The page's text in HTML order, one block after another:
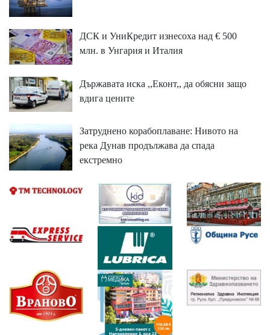
ДСК и УниКредит изнесоха над € 500
млн. в Унгария и Италия
Държавата иска ,,Еконт,, да обясни защо
вдига цените
Затруднено корабоплаване: Нивото на
река Дунав продължава да спада
екстремно